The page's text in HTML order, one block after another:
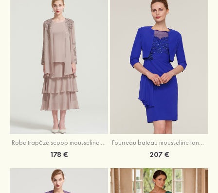
Robe trapèze scoop mousseline longueur mollet robe de mère de la mariée avec appliqué volants veste
178 €
Fourreau bateau mousseline longueur genou robe de mère de la mariée avec appliqué perle plissé veste
207 €